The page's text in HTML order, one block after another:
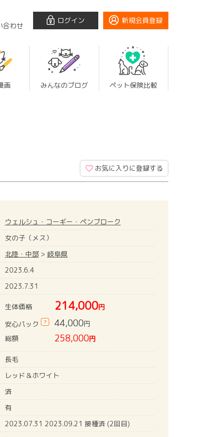
合わせ
ログイン 新規会員登録
画 みんなのブログ ペット保険比較
お気に入りに登録する
ウェルシュ・コーギー・ペンブローク
女の子（メス）
北陸・中部 > 岐阜県
2023.6.4
2023.7.31
生体価格 214,000円
安心パック
? 44,000円
総額
258,000円
長毛
レッド＆ホワイト
済
有
2023.07.31 2023.09.21 接種済 (2回目)